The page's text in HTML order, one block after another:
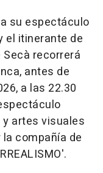
su espectáculo
el itinerante de
recorrerá
antes de
a las 22.30
artes visuales
compañía de